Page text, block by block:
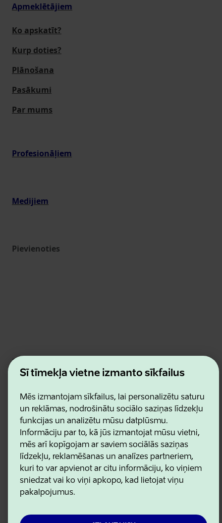
Šī tīmekļa vietne izmanto sīkfailus
Mēs izmantojam sīkfailus, lai personalizētu saturu
un reklāmas, nodrošinātu sociālo saziņas līdzekļu
funkcijas un analizētu mūsu datplūsmu.
Informāciju par to, kā jūs izmantojat mūsu vietni,
mēs arī kopīgojam ar saviem sociālās saziņas
līdzekļu, reklamēšanas un analīzes partneriem,
kuri to var apvienot ar citu informāciju, ko viņiem
sniedzat vai ko viņi apkopo, kad lietojat viņu
pakalpojumus.
Apmeklētājiem
Ko apskatīt?
Kurp doties?
Plānošana
Pasākumi
Par mums
Profesionāļiem
Medijiem
Pievienoties
Estonian Business and Innovation Agency
Kontakti
Sadarbības partneri
Lietošanas noteikumi
Sīkdatņu un konfidencialitātes politika